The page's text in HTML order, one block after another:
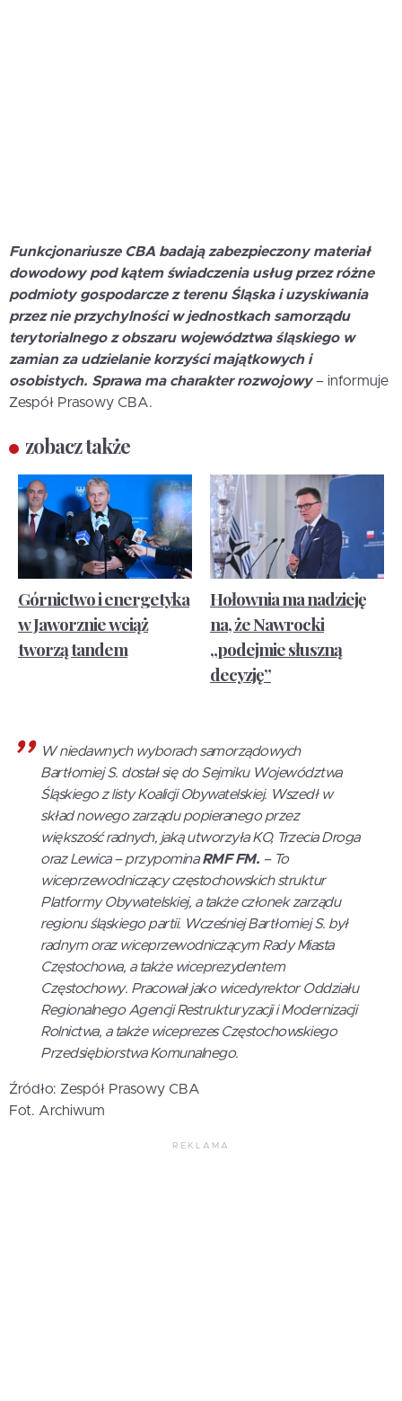
Funkcjonariusze CBA badają zabezpieczony materiał
dowodowy pod kątem świadczenia usług przez różne
podmioty gospodarcze z terenu Śląska i uzyskiwania
przez nie przychylności w jednostkach samorządu
terytorialnego z obszaru województwa śląskiego w
zamian za udzielanie korzyści majątkowych i
osobistych. Sprawa ma charakter rozwojowy– informuje
Zespół Prasowy CBA.
zobacz także
Górnictwo i energetyka
w Jaworznie wciąż
tworzą tandem
Hołownia ma nadzieję
na, że Nawrocki
„podejmie słuszną
decyzję”
W niedawnych wyborach samorządowych
Bartłomiej S. dostał się do Sejmiku Województwa
Śląskiego z listy Koalicji Obywatelskiej. Wszedł w
skład nowego zarządu popieranego przez
większość radnych, jaką utworzyła KO, Trzecia Droga
oraz Lewica – przypominaRMF FM. – To
wiceprzewodniczący częstochowskich struktur
Platformy Obywatelskiej, a także członek zarządu
regionu śląskiego partii. Wcześniej Bartłomiej S. był
radnym oraz wiceprzewodniczącym Rady Miasta
Częstochowa, a także wiceprezydentem
Częstochowy. Pracował jako wicedyrektor Oddziału
Regionalnego Agencji Restrukturyzacji i Modernizacji
Rolnictwa, a także wiceprezes Częstochowskiego
Przedsiębiorstwa Komunalnego.
Źródło: Zespół Prasowy CBA
Fot. Archiwum
REKLAMA